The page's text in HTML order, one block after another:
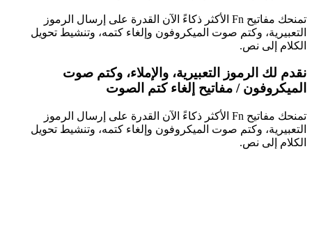
تمنحك مفاتيح Fn الأكثر ذكاءً الآن القدرة على إرسال الرموز
التعبيرية، وكتم صوت الميكروفون وإلغاء كتمه، وتنشيط تحويل
الكلام إلى نص.
نقدم لك الرموز التعبيرية، والإملاء، وكتم صوت
الميكروفون / مفاتيح إلغاء كتم الصوت
تمنحك مفاتيح Fn الأكثر ذكاءً الآن القدرة على إرسال الرموز
التعبيرية، وكتم صوت الميكروفون وإلغاء كتمه، وتنشيط تحويل
الكلام إلى نص.